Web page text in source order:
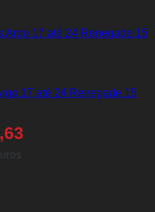
17 até 24 Renegade 15